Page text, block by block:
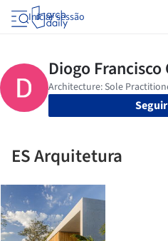
Iniciar sessão
Seguir
ES Arquitetura